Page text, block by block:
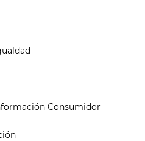
Consumidor